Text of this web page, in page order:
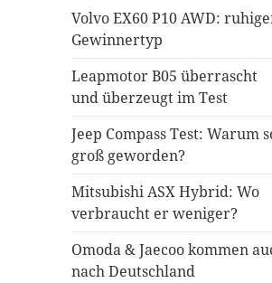
Volvo EX60 P10 AWD:
Gewinnertyp
Leapmotor B05 überrascht
und überzeugt im Test
Jeep Compass Test: Warum
groß geworden?
Mitsubishi ASX Hybrid: Wo
verbraucht er weniger?
Omoda & Jaecoo kommen
nach Deutschland